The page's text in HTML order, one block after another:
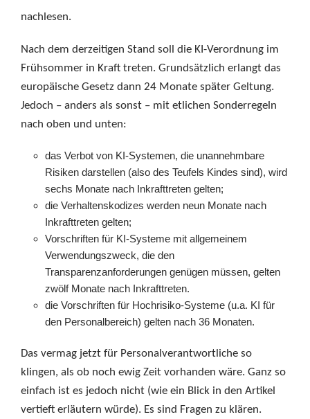
nachlesen.
Nach dem derzeitigen Stand soll die KI-Verordnung im
Frühsommer in Kraft treten. Grundsätzlich erlangt das
europäische Gesetz dann 24 Monate später Geltung.
Jedoch – anders als sonst – mit etlichen Sonderregeln
nach oben und unten:
das Verbot von KI-Systemen, die unannehmbare
Risiken darstellen (also des Teufels Kindes sind), wird
sechs Monate nach Inkrafttreten gelten;
die Verhaltenskodizes werden neun Monate nach
Inkrafttreten gelten;
Vorschriften für KI-Systeme mit allgemeinem
Verwendungszweck, die den
Transparenzanforderungen genügen müssen, gelten
zwölf Monate nach Inkrafttreten.
die Vorschriften für Hochrisiko-Systeme (u.a. KI für
den Personalbereich) gelten nach 36 Monaten.
Das vermag jetzt für Personalverantwortliche so
klingen, als ob noch ewig Zeit vorhanden wäre. Ganz so
einfach ist es jedoch nicht (wie ein Blick in den Artikel
vertieft erläutern würde). Es sind Fragen zu klären.